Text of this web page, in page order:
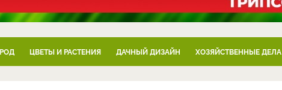
ЦВЕТЫ И РАСТЕНИЯ ДАЧНЫЙ ДИЗАЙН ХОЗЯЙСТВЕННЫЕ ДЕЛА